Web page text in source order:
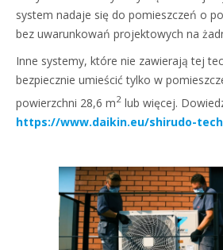
system nadaje się do pomieszczeń o
bez uwarunkowań projektowych na
Inne systemy, które nie zawierają tej
bezpiecznie umieścić tylko w
powierzchni 28,6 m2 lub więcej.
https://www.daikin.eu/shirudo-